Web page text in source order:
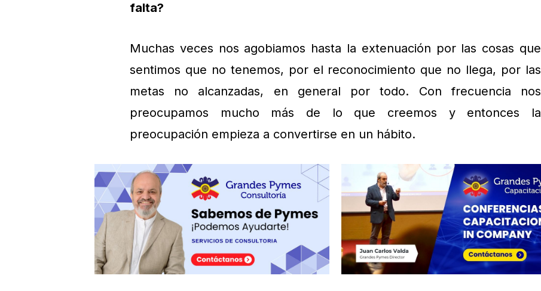
falta?
Muchas veces nos agobiamos hasta la extenuación por las cosas que
sentimos que no tenemos, por el reconocimiento que no llega, por las
metas no alcanzadas, en general por todo. Con frecuencia nos
preocupamos mucho más de lo que creemos y entonces la
preocupación empieza a convertirse en un hábito.